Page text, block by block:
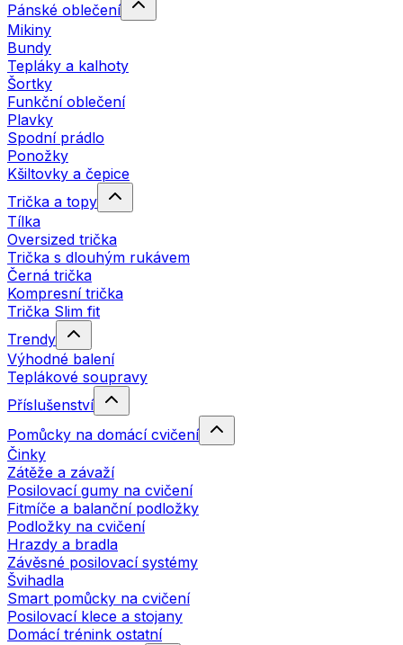
Pánské oblečení
Mikiny
Bundy
Tepláky a kalhoty
Šortky
Funkční oblečení
Plavky
Spodní prádlo
Ponožky
Kšiltovky a čepice
Trička a topy
Tílka
Oversized trička
Trička s dlouhým rukávem
Černá trička
Kompresní trička
Trička Slim fit
Trendy
Výhodné balení
Teplákové soupravy
Příslušenství
Pomůcky na domácí cvičení
Činky
Zátěže a závaží
Posilovací gumy na cvičení
Fitmíče a balanční podložky
Podložky na cvičení
Hrazdy a bradla
Závěsné posilovací systémy
Švihadla
Smart pomůcky na cvičení
Posilovací klece a stojany
Domácí trénink ostatní